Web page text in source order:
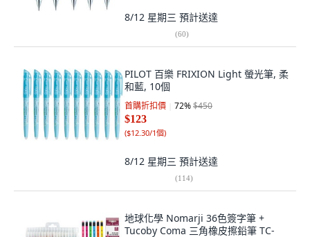
8/12 星期三 預計送達
(60)
PILOT 百樂 FRIXION Light 螢光筆, 柔
和藍, 10個
首購折扣價 72%$450
$123
($12.30/1個)
8/12 星期三 預計送達
(114)
地球化學 Nomarji 36色簽字筆 +
Tucoby Coma 三角橡皮擦鉛筆 TC-